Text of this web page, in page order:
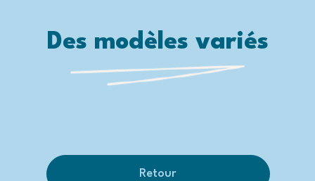
Des modèles variés
Retour